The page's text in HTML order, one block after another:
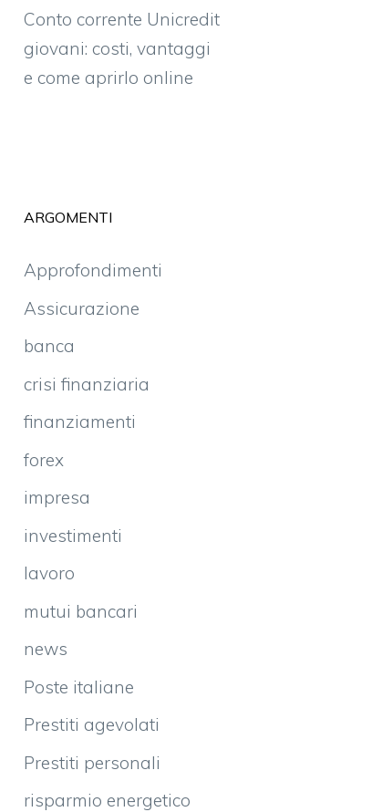
Conto corrente Unicredit
giovani: costi, vantaggi
e come aprirlo online
ARGOMENTI
Approfondimenti
Assicurazione
banca
crisi finanziaria
finanziamenti
forex
impresa
investimenti
lavoro
mutui bancari
news
Poste italiane
Prestiti agevolati
Prestiti personali
risparmio energetico